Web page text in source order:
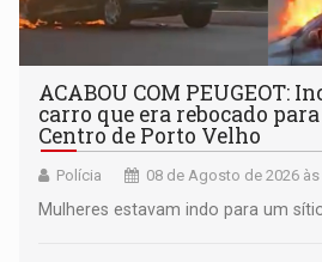
ACABOU COM PEUGEOT:
carro que era rebocado
Centro de Porto Velho
Polícia 08 de Agosto de 2026 às
Mulheres estavam indo para um